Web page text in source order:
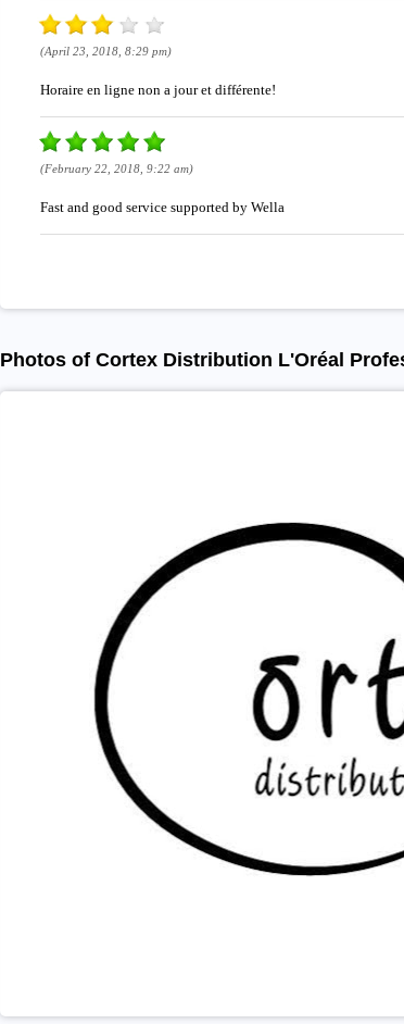
(April 23, 2018, 8:29 pm)
Horaire en ligne non a jour et différente!
(February 22, 2018, 9:22 am)
Fast and good service supported by Wella
Photos of Cortex Distribution L'Oréal